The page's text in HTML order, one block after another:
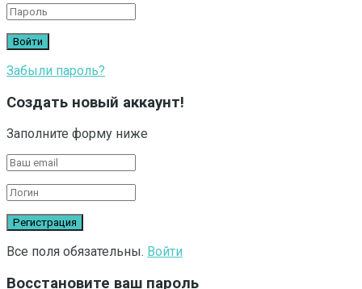
Забыли пароль?
Создать новый аккаунт!
Заполните форму ниже
Все поля обязательны. Войти
Восстановите ваш пароль